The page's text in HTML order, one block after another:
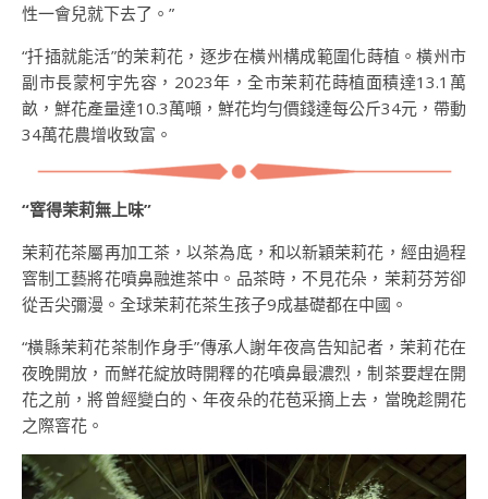
性一會兒就下去了。”
“扦插就能活”的茉莉花，逐步在橫州構成範圍化蒔植。橫州市
副市長蒙柯宇先容，2023年，全市茉莉花蒔植面積達13.1萬
畝，鮮花產量達10.3萬噸，鮮花均勻價錢達每公斤34元，帶動
34萬花農增收致富。
“窨得茉莉無上味”
茉莉花茶屬再加工茶，以茶為底，和以新穎茉莉花，經由過程
窨制工藝將花噴鼻融進茶中。品茶時，不見花朵，茉莉芬芳卻
從舌尖彌漫。全球茉莉花茶生孩子9成基礎都在中國。
“橫縣茉莉花茶制作身手”傳承人謝年夜高告知記者，茉莉花在
夜晚開放，而鮮花綻放時開釋的花噴鼻最濃烈，制茶要趕在開
花之前，將曾經變白的、年夜朵的花苞采摘上去，當晚趁開花
之際窨花。